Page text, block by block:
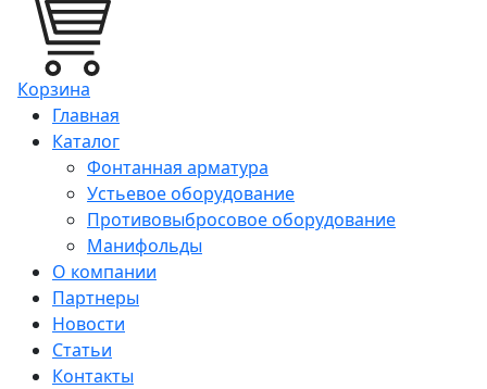
Корзина
Главная
Каталог
Фонтанная арматура
Устьевое оборудование
Противовыбросовое оборудование
Манифольды
О компании
Партнеры
Новости
Статьи
Контакты